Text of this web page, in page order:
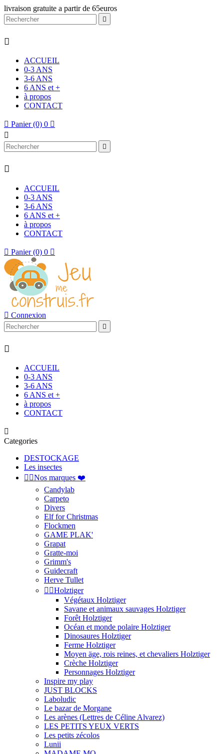
livraison gratuite a partir de 65euros


ACCUEIL
0-3 ANS
3-6 ANS
6 ANS et +
à propos
CONTACT
 Panier (0) 0 



ACCUEIL
0-3 ANS
3-6 ANS
6 ANS et +
à propos
CONTACT
 Panier (0) 0 
 Connexion


ACCUEIL
0-3 ANS
3-6 ANS
6 ANS et +
à propos
CONTACT

Categories
DESTOCKAGE
Les insectes
 Nos marques ❤️
Candylab
Carpeto
Divers
Elf for Christmas
Flockmen
GAME PLAK'
Grapat
Gratte-moi
Grimm's
Guidecraft
Herve Tullet
 Holztiger
Végétaux Holztiger
Savane et animaux sauvages Holztiger
Forêt Holztiger
Océan et monde polaire Holztiger
Dinosaures Holztiger
Ferme Holztiger
Moyen äge, rois reines, et chevaliers Holztiger
Crèche Holztiger
Personnages Holztiger
Inspire my play
JUST BLOCKS
Laboludic
Le bazar de Morgane
Les arènes (Lettres de Céline Alvarez)
LES PETITS YEUX VERTS
Les petits zécolos
Lunii